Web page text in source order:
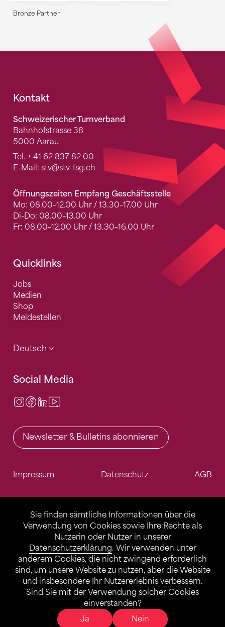
Sie finden sämtliche Informationen über die
Verwendung von Cookies sowie Ihre Rechte als
Nutzerin oder Nutzer in unserer
Datenschutzerklärung. Wir verwenden unter
anderem Cookies, die nicht zwingend erforderlich
sind, um unsere Website zu nutzen, aber die Website
und insbesondere Ihr Nutzererlebnis verbessern.
Sind Sie mit der Verwendung solcher Cookies
einverstanden?
Ja
Nein
Bronze Partner
Fusszeile
Kontakt
Schweizerischer Turnverband
Bahnhofstrasse 38
5000 Aarau
Tel. + 41 62 837 82 00
E-Mail: stv@stv-fsg.ch
Öffnungszeiten Empfang Geschäftsstelle
Mo: 08.00–12.00 Uhr / 13.30–17.00 Uhr
Di-Do: 08.00–13.00 Uhr
Fr: 08.00–12.00 Uhr / 13.30–16.00 Uhr
Quicklinks
Jobs
Medien
Shop
Meldestellen
Deutsch
Social Media
Instagram
Facebook
LinkedIn
Newsletter & Bulletins abonnieren
Impressum Datenschutz AGB